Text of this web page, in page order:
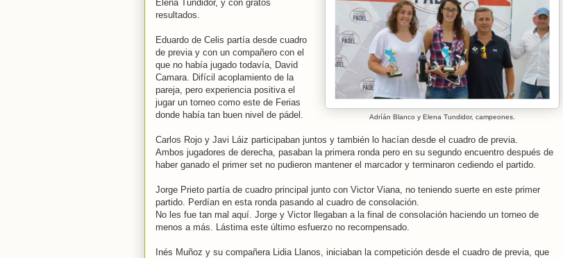
Adríán Blanco y Elena Tundidor, campeones.
Elena Tundidor, y con gratos
resultados.
Eduardo de Celis partía desde cuadro
de previa y con un compañero con el
que no había jugado todavía, David
Camara. Difícil acoplamiento de la
pareja, pero experiencia positiva el
jugar un torneo como este de Ferias
donde había tan buen nivel de pádel.
Carlos Rojo y Javi Láiz participaban juntos y también lo hacían desde el cuadro de previa.
Ambos jugadores de derecha, pasaban la primera ronda pero en su segundo encuentro después de
haber ganado el primer set no pudieron mantener el marcador y terminaron cediendo el partido.
Jorge Prieto partía de cuadro principal junto con Victor Viana, no teniendo suerte en este primer
partido. Perdían en esta ronda pasando al cuadro de consolación.
No les fue tan mal aquí. Jorge y Victor llegaban a la final de consolación haciendo un torneo de
menos a más. Lástima este último esfuerzo no recompensado.
Inés Muñoz y su compañera Lidia Llanos, iniciaban la competición desde el cuadro de previa, que